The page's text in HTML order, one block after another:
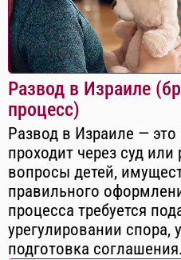
Развод в Израиле
процесс)
Развод в Израиле —
проходит через суд
вопросы детей,
правильного
процесса требуется
урегулировании спора,
подготовка соглашения.